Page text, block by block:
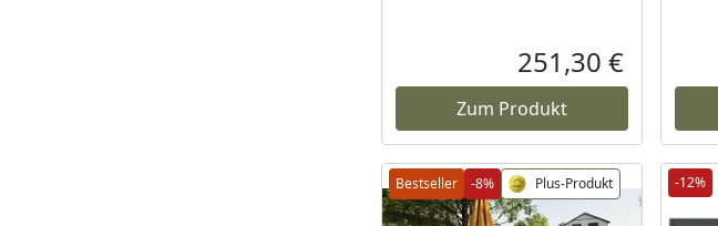
Aktueller
251,30 €
Zum Produkt
Bestseller -8% Plus-Produkt -12%